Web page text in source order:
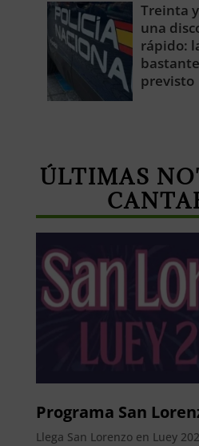
Treinta
una
rápido:
previsto
ÚLTIMAS
Programa San
Llega San Lorenzo en Luey